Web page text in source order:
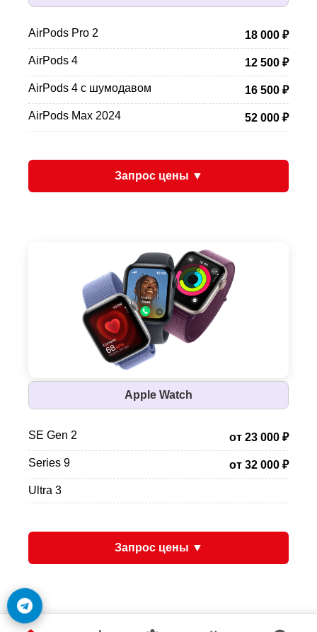
AirPods Pro 2 18 000 ₽
AirPods 4 12 500 ₽
AirPods 4 с шумодавом 16 500 ₽
AirPods Max 2024 52 000 ₽
Запрос цены ▼
Apple Watch
SE Gen 2 от 23 000 ₽
Series 9 от 32 000 ₽
Ultra 3
Запрос цены ▼